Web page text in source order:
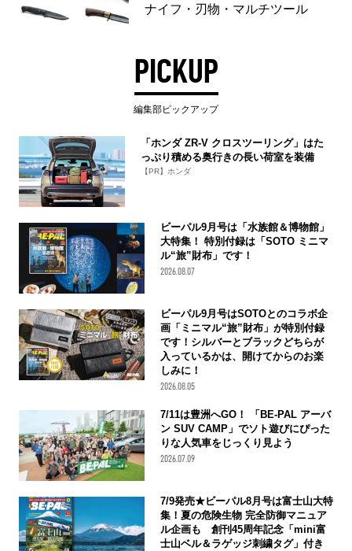
ナイフ・刃物・マルチツール
PICKUP
編集部ピックアップ
「ホンダ ZR-V クロスツーリング」はた
っぷり積める奥行きの長い荷室を装備
【PR】ホンダ
ビーパル9月号は「水族館＆博物館」
大特集！ 特別付録は「SOTO ミニマ
ル“旅”財布」です！
2026.08.07
ビーパル9月号はSOTOとのコラボ企
画「ミニマル“旅”財布」が特別付録
です！シルバーとブラックどちらが
入っているかは、開けてからのお楽
しみに！
2026.08.05
7/11は豊洲へGO！ 「BE-PAL アーバ
ン SUV CAMP」でソト遊びにぴった
りな人気車をじっくり見よう
2026.07.09
7/9発売★ビーパル8月号は富士山大特
集！夏の危険生物 完全防御マニュア
ル企画も 創刊45周年記念「mini富
士山ベル＆ラゲッジ刺繍タグ」付き